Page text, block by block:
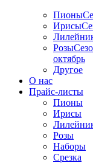
Пионы
Ирисы
Розы
октябрь
Другое
О нас
Прайс-листы
Пионы
Ирисы
Розы
Наборы
Срезка